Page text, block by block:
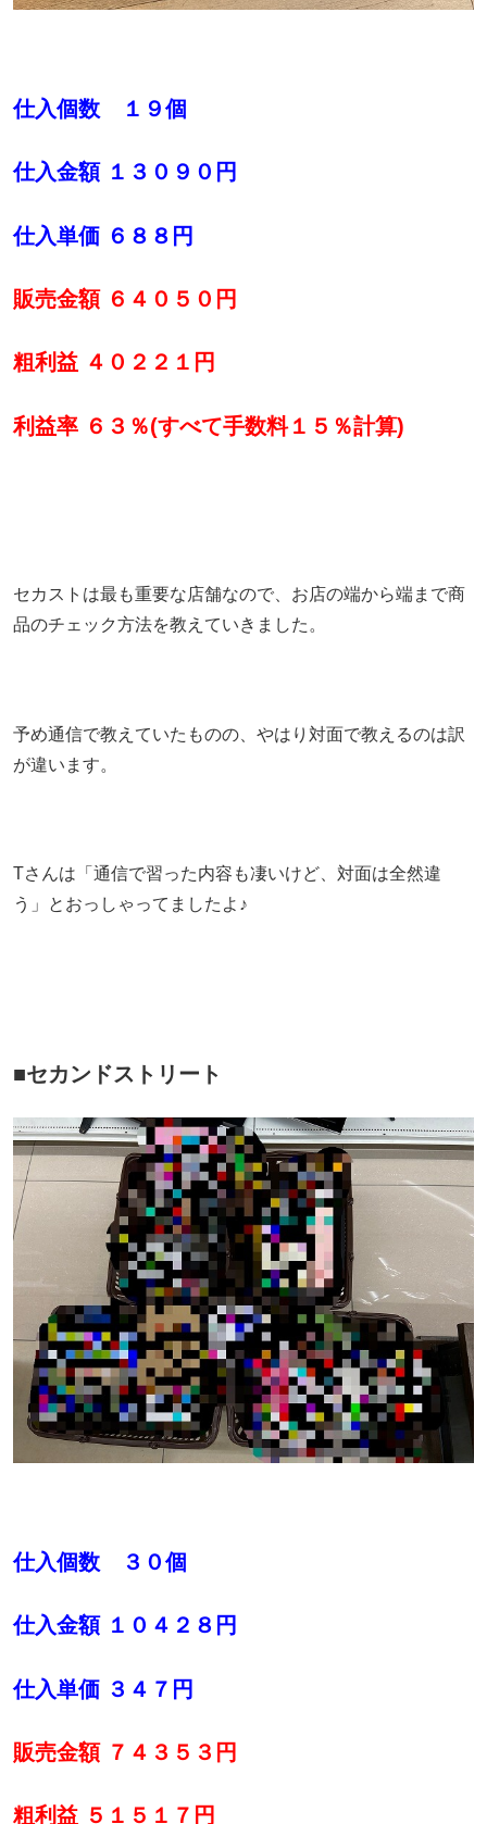
仕入個数 １９個
仕入金額 １３０９０円
仕入単価 ６８８円
販売金額 ６４０５０円
粗利益 ４０２２１円
利益率 ６３％(すべて手数料１５％計算)
セカストは最も重要な店舗なので、お店の端から端まで商
品のチェック方法を教えていきました。
予め通信で教えていたものの、やはり対面で教えるのは訳
が違います。
Tさんは「通信で習った内容も凄いけど、対面は全然違
う」とおっしゃってましたよ♪
■セカンドストリート
仕入個数 ３０個
仕入金額 １０４２８円
仕入単価 ３４７円
販売金額 ７４３５３円
粗利益 ５１５１７円